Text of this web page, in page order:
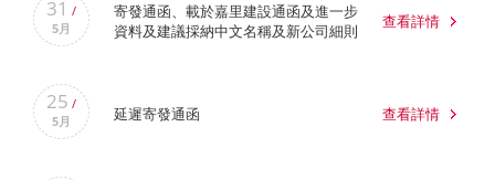
31 /
5月
寄發通函、載於嘉里建設通函及進一步
資料及建議採納中文名稱及新公司細則
查看詳情
25 /
5月
延遲寄發通函 查看詳情